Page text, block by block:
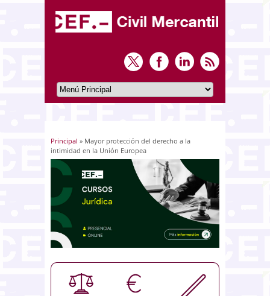
Usted está aquí
Principal » Mayor protección del derecho a la
intimidad en la Unión Europea